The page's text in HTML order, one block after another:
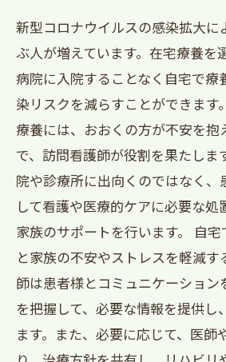
る衛生管理の重要性と方法
新型コロナウイルスの感染拡大に
ぶ人が増えています。在宅療養を
病院に入院することなく自宅で療
染リスクを減らすことができます
療養には、おおくの方が不安を抱
で、訪問看護師が役割を果たしま
院や診療所に出向くのではなく、
して看護や医療的ケアに必要な処
家族のサポートを行います。 自
と家族の不安やストレスを軽減す
師は患者様とコミュニケーション
を把握して、必要な情報を提供し
ます。また、必要に応じて、医師